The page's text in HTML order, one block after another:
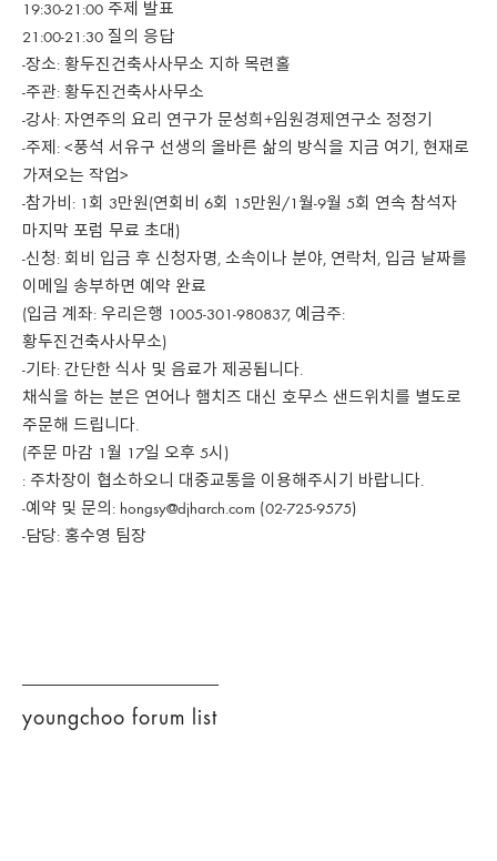
19:30-21:00 주제 발표
21:00-21:30 질의 응답
-장소: 황두진건축사사무소 지하 목련홀
-주관: 황두진건축사사무소
-강사: 자연주의 요리 연구가 문성희+임원경제연구소 정정기
-주제: <풍석 서유구 선생의 올바른 삶의 방식을 지금 여기, 현재로
가져오는 작업>
-참가비: 1회 3만원(연회비 6회 15만원/1월-9월 5회 연속 참석자
마지막 포럼 무료 초대)
-신청: 회비 입금 후 신청자명, 소속이나 분야, 연락처, 입금 날짜를
이메일 송부하면 예약 완료
(입금 계좌: 우리은행 1005-301-980837, 예금주:
황두진건축사사무소)
-기타: 간단한 식사 및 음료가 제공됩니다.
채식을 하는 분은 연어나 햄치즈 대신 호무스 샌드위치를 별도로
주문해 드립니다.
(주문 마감 1월 17일 오후 5시)
: 주차장이 협소하오니 대중교통을 이용해주시기 바랍니다.
-예약 및 문의: hongsy@djharch.com (02-725-9575)
-담당: 홍수영 팀장
youngchoo forum list